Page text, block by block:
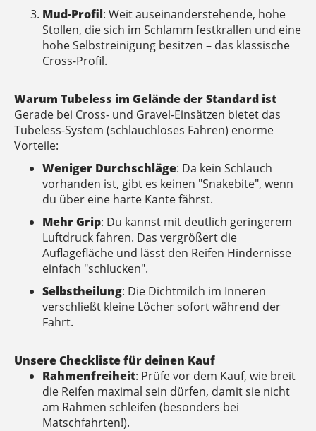
Mud-Profil: Weit auseinanderstehende, hohe
Stollen, die sich im Schlamm festkrallen und eine
hohe Selbstreinigung besitzen – das klassische
Cross-Profil.
Warum Tubeless im Gelände der Standard ist
Gerade bei Cross- und Gravel-Einsätzen bietet das
Tubeless-System (schlauchloses Fahren) enorme
Vorteile:
Weniger Durchschläge: Da kein Schlauch
vorhanden ist, gibt es keinen "Snakebite", wenn
du über eine harte Kante fährst.
Mehr Grip: Du kannst mit deutlich geringerem
Luftdruck fahren. Das vergrößert die
Auflagefläche und lässt den Reifen Hindernisse
einfach "schlucken".
Selbstheilung: Die Dichtmilch im Inneren
verschließt kleine Löcher sofort während der
Fahrt.
Unsere Checkliste für deinen Kauf
Rahmenfreiheit: Prüfe vor dem Kauf, wie breit
die Reifen maximal sein dürfen, damit sie nicht
am Rahmen schleifen (besonders bei
Matschfahrten!).